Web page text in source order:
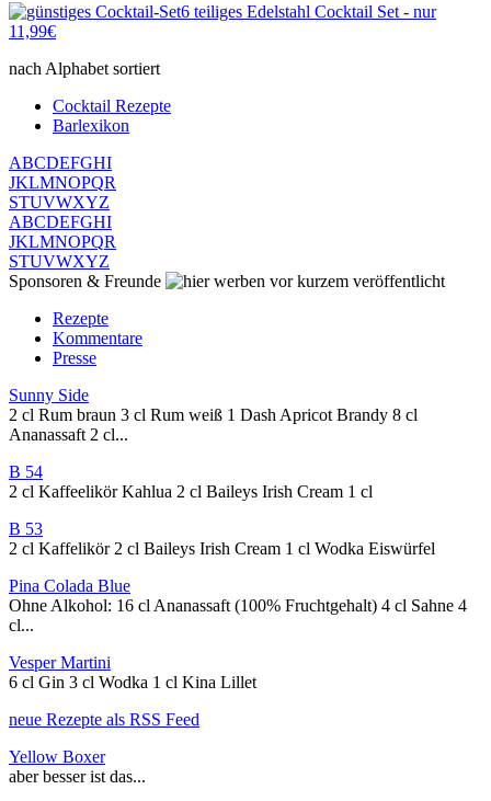
6 teiliges Edelstahl Cocktail Set - nur
11,99€
nach Alphabet sortiert
Cocktail Rezepte
Barlexikon
ABCDEFGHI
JKLMNOPQR
STUVWXYZ
ABCDEFGHI
JKLMNOPQR
STUVWXYZ
Sponsoren & Freunde
vor kurzem veröffentlicht
Rezepte
Kommentare
Presse
Sunny Side
2 cl Rum braun 3 cl Rum weiß 1 Dash Apricot Brandy 8 cl
Ananassaft 2 cl...
B 54
2 cl Kaffeelikör Kahlua 2 cl Baileys Irish Cream 1 cl
B 53
2 cl Kaffelikör 2 cl Baileys Irish Cream 1 cl Wodka Eiswürfel
Pina Colada Blue
Ohne Alkohol: 16 cl Ananassaft (100% Fruchtgehalt) 4 cl Sahne 4
cl...
Vesper Martini
6 cl Gin 3 cl Wodka 1 cl Kina Lillet
neue Rezepte als RSS Feed
Yellow Boxer
aber besser ist das...